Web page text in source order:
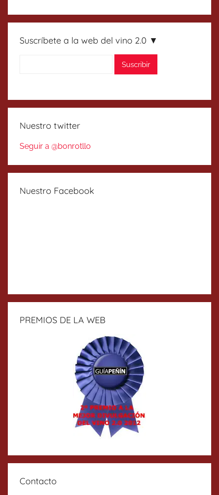
Suscríbete a la web del vino 2.0 ▼
Nuestro twitter
Seguir a @bonrotllo
Nuestro Facebook
PREMIOS DE LA WEB
Contacto